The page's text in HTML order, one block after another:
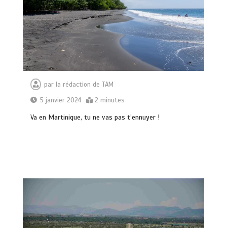
par la rédaction de TAM
5 janvier 2024
2 minutes
Va en Martinique, tu ne vas pas t’ennuyer !